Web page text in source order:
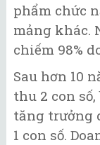
phẩm chức
mảng khác.
chiếm 98%
Sau hơn 10
thu 2 con
tăng trưởng
1 con số.